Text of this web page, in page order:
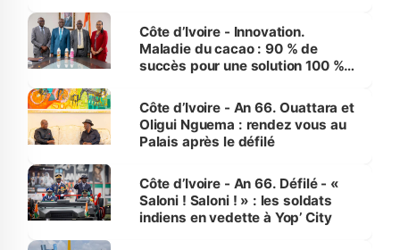
Côte d’Ivoire - Innovation.
Maladie du cacao : 90 % de
succès pour une solution 100 %
Côte d’Ivoire - An 66. Ouattara et
Oligui Nguema : rendez vous au
Palais après le défilé
Côte d’Ivoire - An 66. Défilé - «
Saloni ! Saloni ! » : les soldats
indiens en vedette à Yop’ City